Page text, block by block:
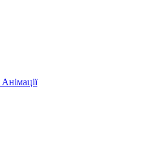
Анімації